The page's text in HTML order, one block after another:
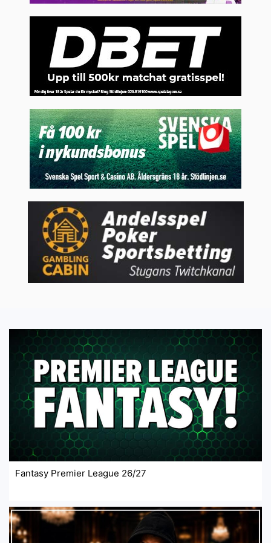
Fantasy Premier League 26/27